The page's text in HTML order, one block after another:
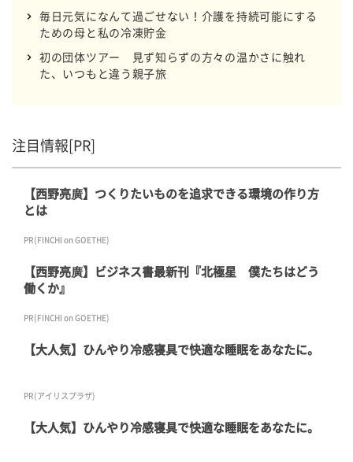
毎日元気になんて過ごせない！介護を持続可能にする
ための母と私の冷凍貯金
初の団体ツアー 見ず知らずの方々の温かさに触れ
た、いつもと違う親子旅
注目情報[PR]
【西野亮廣】つくりたいものを追求できる環境の作り方
とは
PR(FINCHI on GOETHE)
【西野亮廣】ビジネス書最新刊『北極星 僕たちはどう
働くか』
PR(FINCHI on GOETHE)
【大人気】ひんやり冷感寝具で快適な睡眠をあなたに。
PR(アイリスプラザ)
【大人気】ひんやり冷感寝具で快適な睡眠をあなたに。